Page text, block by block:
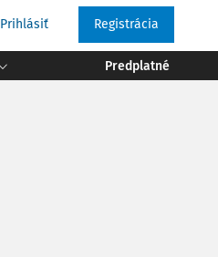
Prihlásiť Registrácia
Predplatné